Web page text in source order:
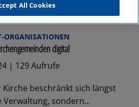
01:27:45
ORGANISATIONEN
digital
| 129 Aufrufe
beschränkt sich längst
sondern...
All Cookies